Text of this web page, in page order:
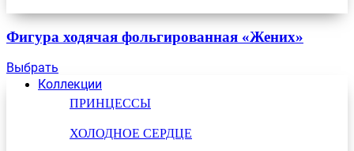
Коллекции
ПРИНЦЕССЫ
ХОЛОДНОЕ СЕРДЦЕ
Фигура ходячая фольгированная «Жених»
Выбрать